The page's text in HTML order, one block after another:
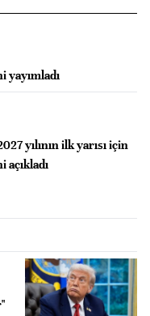
yayımladı
yılının ilk yarısı için
açıkladı